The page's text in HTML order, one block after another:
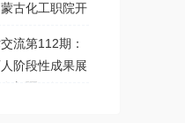
古化工职院开
流第112期：
阶段性成果展